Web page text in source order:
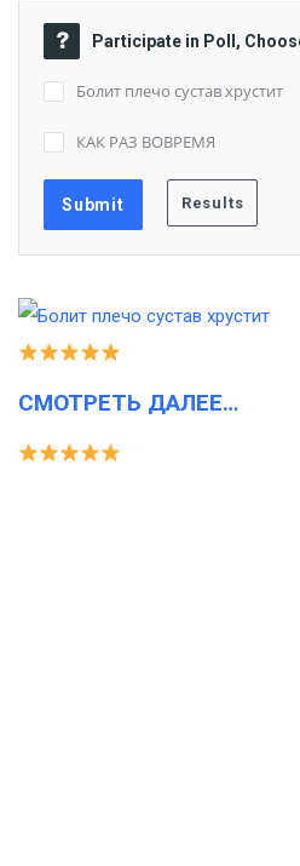
Participate in Poll,
Болит плечо сустав хрустит
КАК РАЗ ВОВРЕМЯ
СМОТРЕТЬ ДАЛЕЕ…